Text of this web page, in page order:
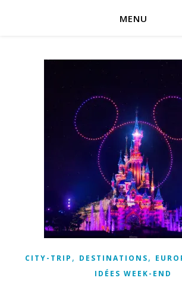
MENU
CITY-TRIP , DESTINATIONS,
IDÉES WEEK-END